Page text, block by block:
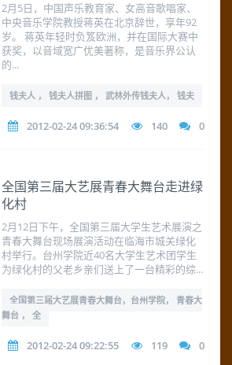
2月5日，中国声乐教育家、女高音歌唱家、
中央音乐学院教授蒋英在北京辞世，享年92
岁。 蒋英年轻时负笈欧洲，并在国际大赛中
获奖，以音域宽广优美著称，是音乐界公认
的...
钱夫人 ， 钱夫人拼图 ， 武林外传钱夫人， 钱夫
2012-02-24 09:36:54 140 0
全国第三届大艺展青春大舞台走进绿
化村
2月12日下午，全国第三届大学生艺术展演之
青春大舞台现场展演活动在临海市城关绿化
村举行。台州学院近40名大学生艺术团学生
为绿化村的父老乡亲们送上了一台精彩的综...
全国第三届大艺展青春大舞台，台州学院， 青春大
舞台 ， 全
2012-02-24 09:22:55 119 0